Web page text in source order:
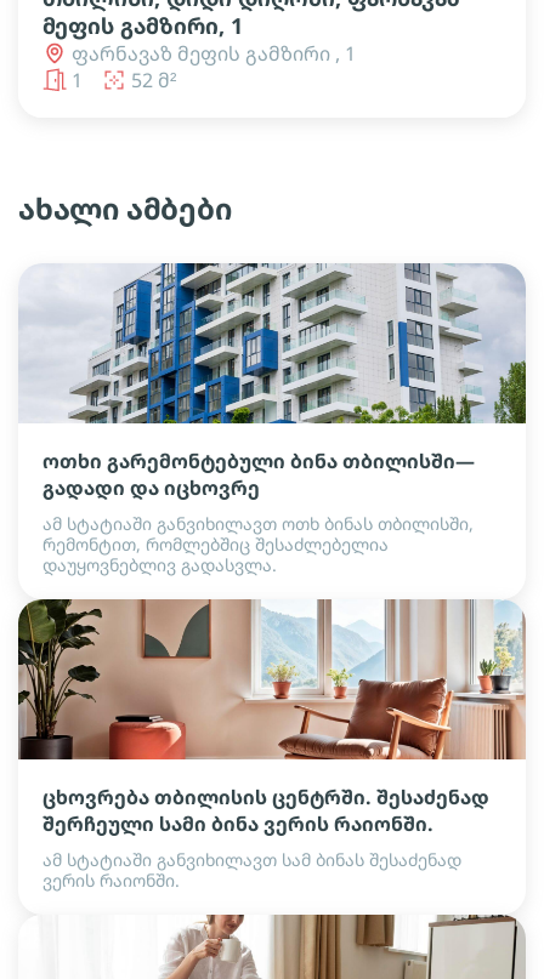
მეფის გამზირი, 1
ფარნავაზ მეფის გამზირი , 1
1
52 მ²
ახალი ამბები
ოთხი გარემონტებული ბინა თბილისში—
გადადი და იცხოვრე
ამ სტატიაში განვიხილავთ ოთხ ბინას თბილისში,
რემონტით, რომლებშიც შესაძლებელია
დაუყოვნებლივ გადასვლა.
ცხოვრება თბილისის ცენტრში. შესაძენად
შერჩეული სამი ბინა ვერის რაიონში.
ამ სტატიაში განვიხილავთ სამ ბინას შესაძენად
ვერის რაიონში.